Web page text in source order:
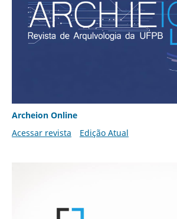
Archeion Online
Acessar revista
Edição Atual